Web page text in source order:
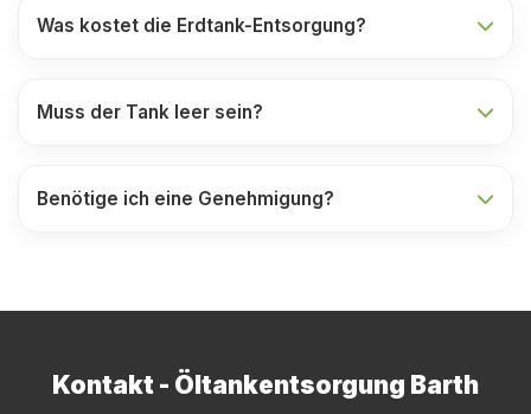
Was kostet die Erdtank-Entsorgung?
Muss der Tank leer sein?
Benötige ich eine Genehmigung?
Kontakt - Öltankentsorgung Barth